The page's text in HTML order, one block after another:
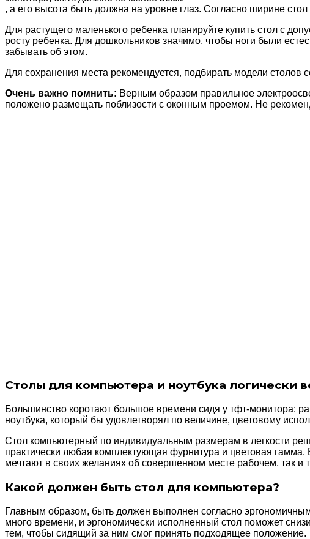
, а его высота быть должна на уровне глаз. Согласно ширине
Для растущего маленького ребенка планируйте купить стол с
росту ребенка. Для дошкольников значимо, чтобы ноги были
забывать об этом.
Для сохранения места рекомендуется, подбирать модели столов
Очень важно помнить: Верным образом правильное
положено размещать поблизости с оконным проемом. Не
Столы для компьютера и ноутбука логически
Большинство коротают большое времени сидя у тфт-монитора:
ноутбука, который бы удовлетворял по величине, цветовому
Стол компьютерный по индивидуальным размерам в легкости
практически любая комплектующая фурнитура и цветовая
мечтают в своих желаниях об совершенном месте рабочем, так и
Какой должен быть стол для компьютера?
Главным образом, быть должен выполнен согласно
много времени, и эргономически исполненный стол поможет
тем, чтобы сидящий за ним смог принять подходящее положение.